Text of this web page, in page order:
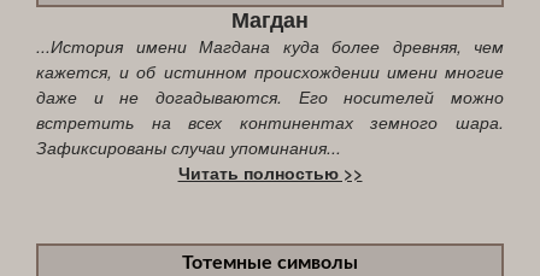
Магдан
...История имени Магдана куда более древняя, чем
кажется, и об истинном происхождении имени многие
даже и не догадываются. Его носителей можно
встретить на всех континентах земного шара.
Зафиксированы случаи упоминания...
Читать полностью >>
Тотемные символы